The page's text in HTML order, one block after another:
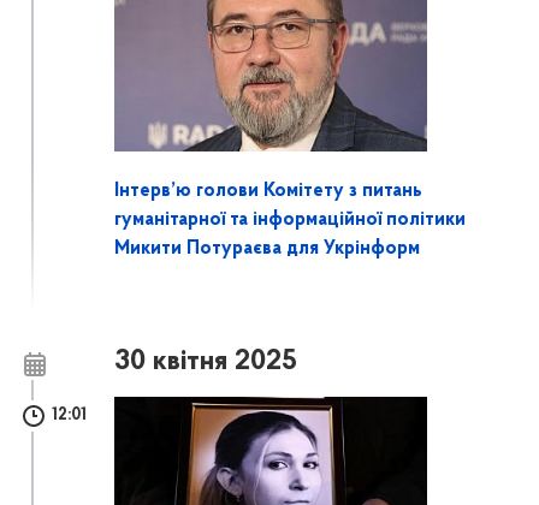
Інтерв’ю голови Комітету з питань
гуманітарної та інформаційної політики
Микити Потураєва для Укрінформ
30 квітня 2025
12:01